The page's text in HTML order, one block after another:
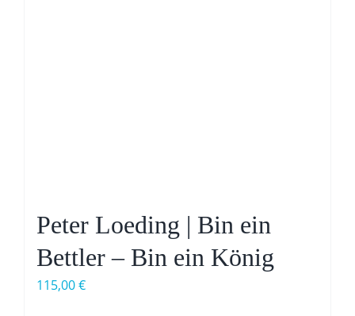
Peter Loeding | Bin ein
Bettler – Bin ein König
115,00€